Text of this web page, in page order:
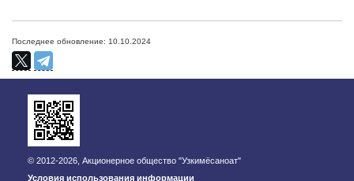
Последнее обновление: 10.10.2024
© 2012-2026, Акционерное общество "Узкимёсаноат"
Условия использования информации